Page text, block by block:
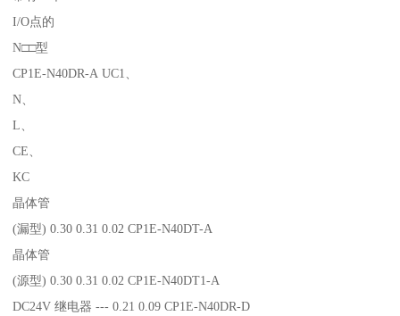
I/O点的
N□□型
CP1E-N40DR-A UC1、
N、
L、
CE、
KC
晶体管
(漏型) 0.30 0.31 0.02 CP1E-N40DT-A
晶体管
(源型) 0.30 0.31 0.02 CP1E-N40DT1-A
DC24V 继电器 --- 0.21 0.09 CP1E-N40DR-D